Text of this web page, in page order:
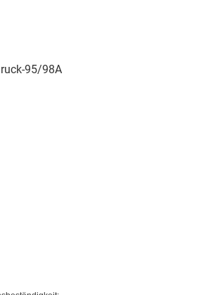
95/98A